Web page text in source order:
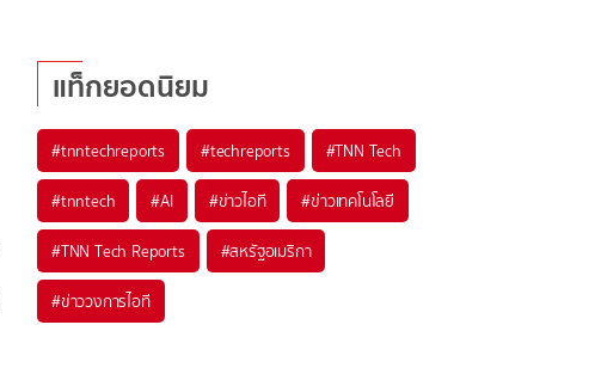
แท็กยอดนิยม
#tnntechreports #techreports #TNN Tech
#tnntech #AI #ข่าวไอที #ข่าวเทคโนโลยี
#TNN Tech Reports #สหรัฐอเมริกา
#ข่าววงการไอที